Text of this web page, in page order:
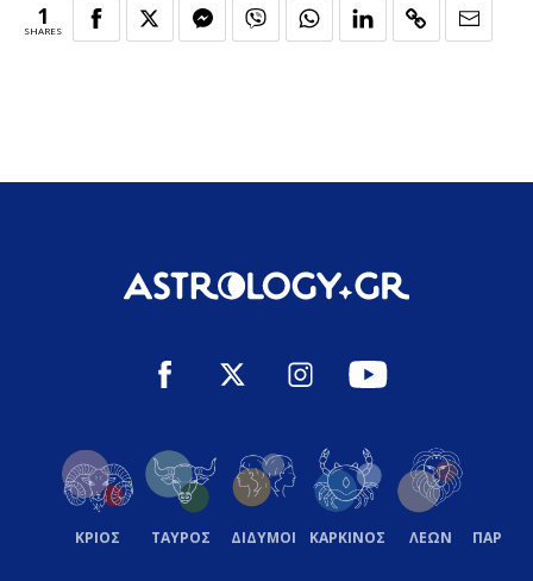
1
SHARES
ΚΡΙΟΣ ΤΑΥΡΟΣ ΔΙΔΥΜΟΙ ΚΑΡΚΙΝΟΣ ΛΕΩΝ